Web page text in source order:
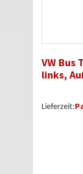
VW Bus
links,
Lieferzeit: